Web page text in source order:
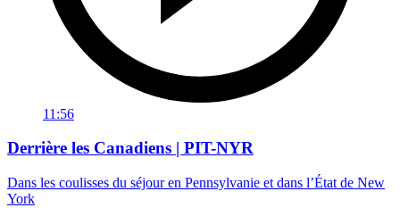
11:56
Derrière les Canadiens | PIT-NYR
Dans les coulisses du séjour en Pennsylvanie et dans l’État de New
York